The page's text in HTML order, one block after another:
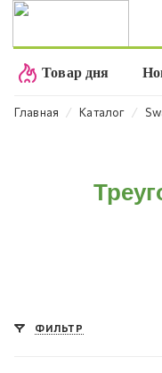
Товар дня
Главная ⁄ Каталог ⁄
ФИЛЬТР